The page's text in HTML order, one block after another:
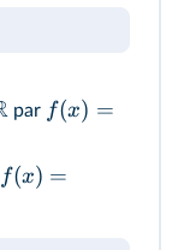
par f(x) =
f(x) =